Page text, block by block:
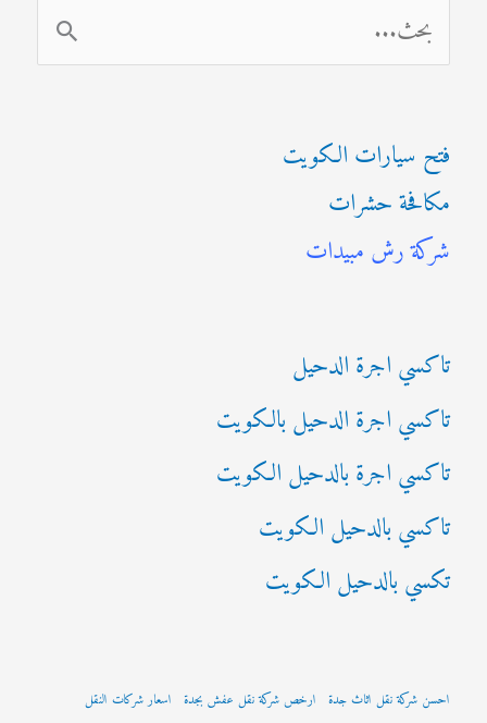
ل
ح
ث
ع
:
فتح سيارات الكويت
مكافحة حشرات
شركة رش مبيدات
تاكسي اجرة الدحيل
تاكسي اجرة الدحيل بالكويت
تاكسي اجرة بالدحيل الكويت
تاكسي بالدحيل الكويت
تكسي بالدحيل الكويت
احسن شركة نقل اثاث جدة ارخص شركة نقل عفش بجدة اسعار شركات النقل